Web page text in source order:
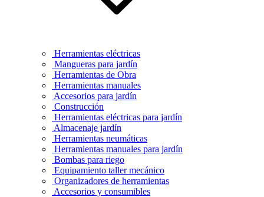
Herramientas eléctricas
Mangueras para jardín
Herramientas de Obra
Herramientas manuales
Accesorios para jardín
Construcción
Herramientas eléctricas para jardín
Almacenaje jardín
Herramientas neumáticas
Herramientas manuales para jardín
Bombas para riego
Equipamiento taller mecánico
Organizadores de herramientas
Accesorios y consumibles